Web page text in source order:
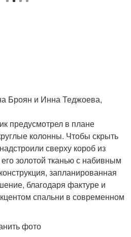
Броян и Инна Теджоева,
предусмотрел в плане
колонны. Чтобы скрыть
сверху короб из
золотой тканью с набивным
запланированная
благодаря фактуре и
спальни в современном
фото